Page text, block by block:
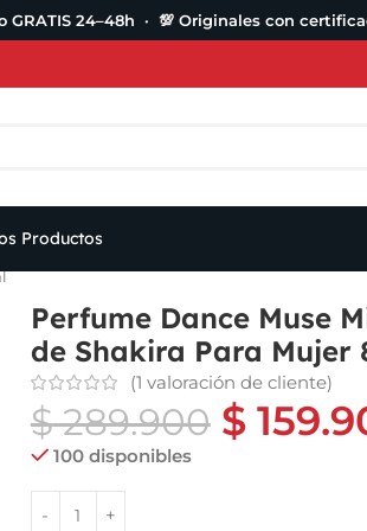
24–48h · 💯 Originales con
Productos
Perfume Dance Muse
de Shakira Para Mujer
(1 valoración de cliente)
$289.900 $
100 disponibles